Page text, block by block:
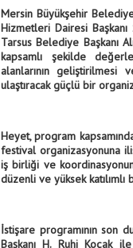
Mersin Büyükşehir
Hizmetleri Dairesi
Tarsus Belediye Başkanı
kapsamlı şekilde
alanlarının
ulaştıracak güçlü bir
Heyet, program
festival organizasyonuna
iş birliği ve
düzenli ve yüksek
İstişare programının son
Başkanı H. Ruhi Koçak